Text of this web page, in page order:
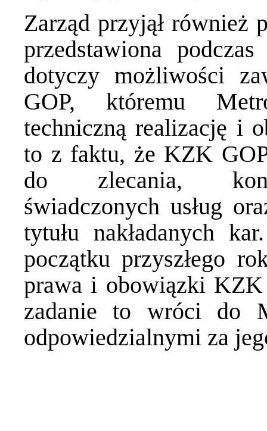
Zarząd przyjął również
przedstawiona
dotyczy możliwości
GOP, któremu
techniczną realizację i
to z faktu, że KZK
do zlecania,
świadczonych usług
tytułu nakładanych
początku przyszłego
prawa i obowiązki KZK
zadanie to wróci do
odpowiedzialnymi za